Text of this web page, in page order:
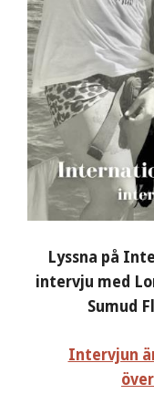
Lyssna på
intervju med
Sumud
Intervjun